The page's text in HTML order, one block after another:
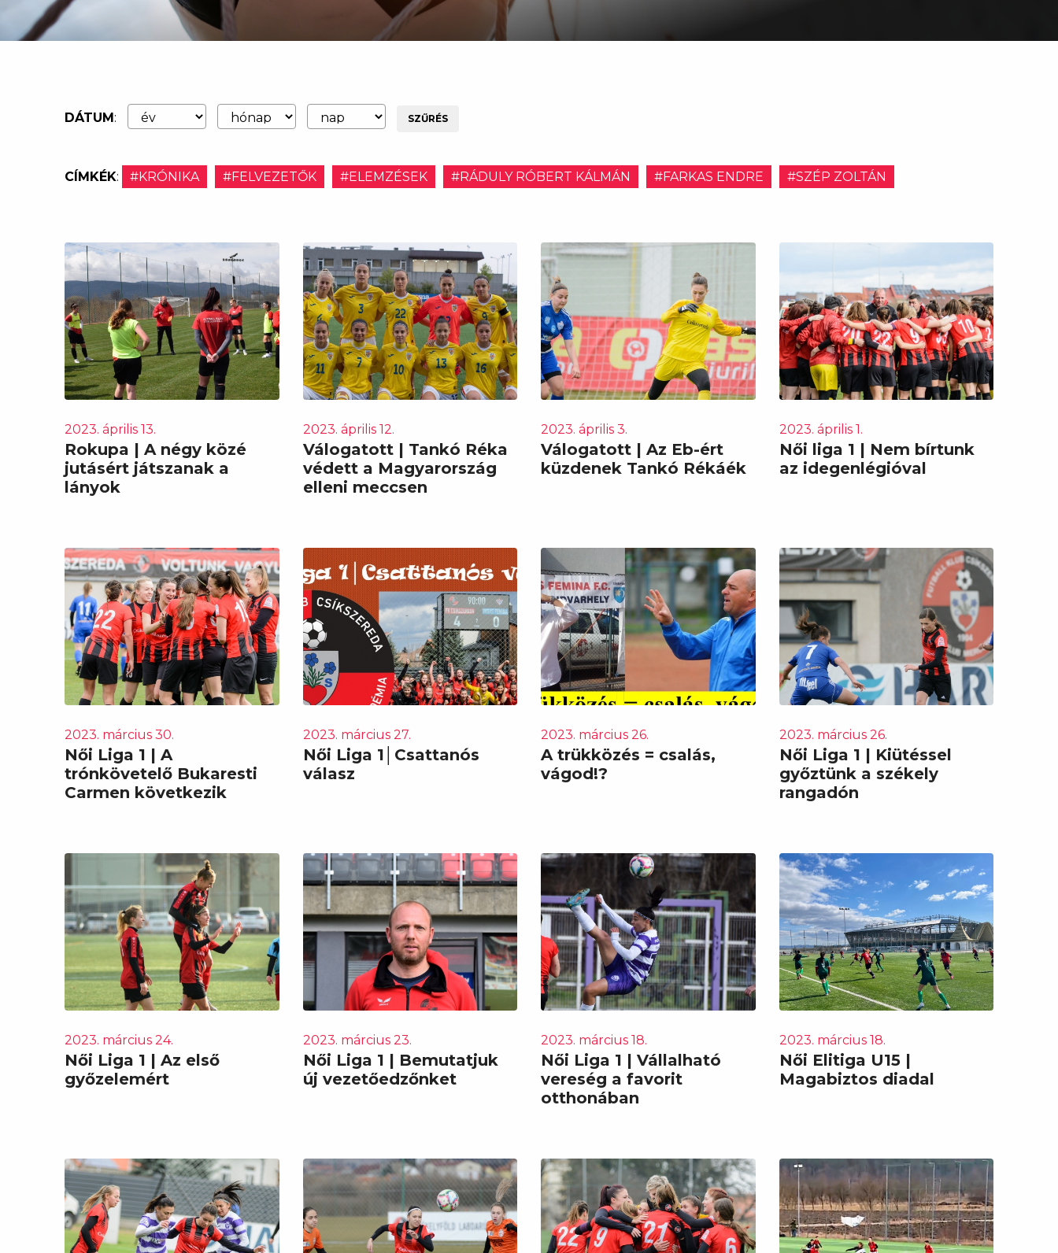
DÁTUM: SZŰRÉS
CÍMKÉK: #KRÓNIKA #FELVEZETŐK #ELEMZÉSEK #RÁDULY RÓBERT KÁLMÁN #FARKAS ENDRE #SZÉP ZOLTÁN
2023. április 13.
Rokupa | A négy közé
jutásért játszanak a
lányok
2023. április 12.
Válogatott | Tankó Réka
védett a Magyarország
elleni meccsen
2023. április 3.
Válogatott | Az Eb-ért
küzdenek Tankó Rékáék
2023. április 1.
Női liga 1 | Nem bírtunk
az idegenlégióval
2023. március 30.
Női Liga 1 | A
trónkövetelő Bukaresti
Carmen következik
2023. március 27.
Női Liga 1│Csattanós
válasz
2023. március 26.
A trükközés = csalás,
vágod!?
2023. március 26.
Női Liga 1 | Kiütéssel
győztünk a székely
rangadón
2023. március 24.
Női Liga 1 | Az első
győzelemért
2023. március 23.
Női Liga 1 | Bemutatjuk
új vezetőedzőnket
2023. március 18.
Női Liga 1 | Vállalható
vereség a favorit
otthonában
2023. március 18.
Női Elitiga U15 |
Magabiztos diadal